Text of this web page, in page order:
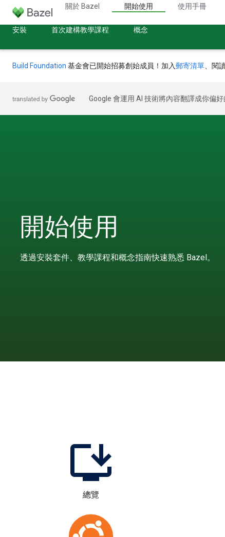
關於 Bazel 開始使用 使用手冊
安裝 首次建構教學課程 概念
Build Foundation 基金會已開始招募創始成員！加入郵寄清單 、閱
Google 會運用 AI 技術將內容翻譯成你偏好
開始使用
透過安裝套件、教學課程和概念指南快速熟悉 Bazel。
總覽